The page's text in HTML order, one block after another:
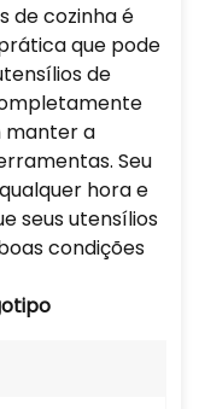
de cozinha é
que pode
de
manter a
Seu
hora e
seus utensílios
condições